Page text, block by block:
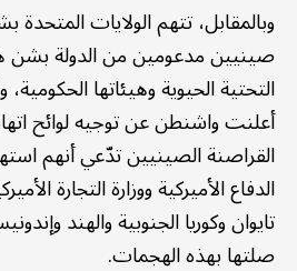
وبالمقابل، تتهم الولايات
صينيين مدعومين من الدولة بشن
التحتية الحيوية وهيئاتها
أعلنت واشنطن عن توجيه لوائح
القراصنة الصينيين تدّعي أنهم
الدفاع الأميركية ووزارة التجارة
تايوان وكوريا الجنوبية والهند
صلتها بهذه الهجمات.